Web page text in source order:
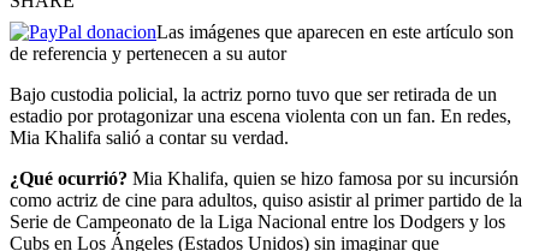
Las imágenes que aparecen en este artículo son
de referencia y pertenecen a su autor
Bajo custodia policial, la actriz porno tuvo que ser retirada de un
estadio por protagonizar una escena violenta con un fan. En redes,
Mia Khalifa salió a contar su verdad.
¿Qué ocurrió? Mia Khalifa, quien se hizo famosa por su incursión
como actriz de cine para adultos, quiso asistir al primer partido de la
Serie de Campeonato de la Liga Nacional entre los Dodgers y los
Cubs en Los Ángeles (Estados Unidos) sin imaginar que